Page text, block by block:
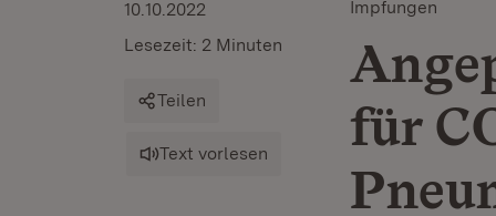
Impfungen
für
10.10.2022
Lesezeit: 2 Minuten
Teilen
Text vorlesen